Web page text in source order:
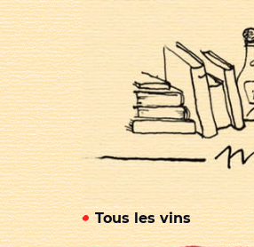
Tous les vins